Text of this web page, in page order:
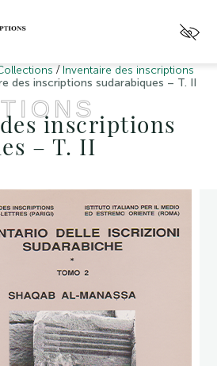
/ Inventaire des inscriptions
des inscriptions sudarabiques – T. II
inscriptions
– T. II